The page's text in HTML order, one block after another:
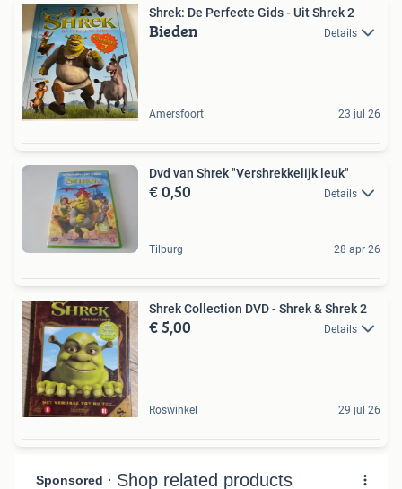
Shrek: De Perfecte Gids - Uit Shrek 2
Bieden Details
Amersfoort 23 jul 26
Dvd van Shrek "Vershrekkelijk leuk"
€ 0,50 Details
Tilburg 28 apr 26
Shrek Collection DVD - Shrek & Shrek 2
€ 5,00 Details
Roswinkel 29 jul 26